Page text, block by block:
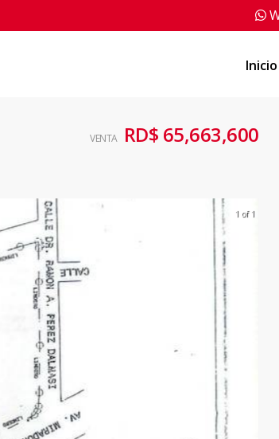
Inicio
VENTA RD$ 65,663,600
1 of 1